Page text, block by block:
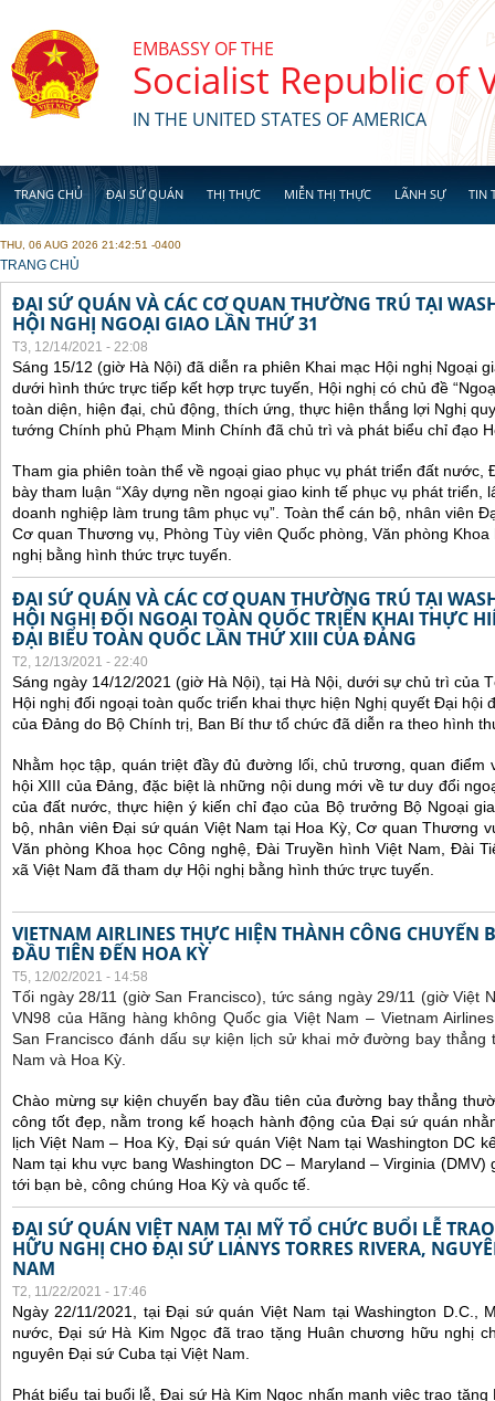
EMBASSY OF THE
Socialist Republic of
IN THE UNITED STATES OF AMERICA
TRANG CHỦ ĐẠI SỨ QUÁN THỊ THỰC MIỄN THỊ THỰC LÃNH SỰ TIN
THU, 06 AUG 2026 21:42:51 -0400
YOU ARE HERE
TRANG CHỦ
ĐẠI SỨ QUÁN VÀ CÁC CƠ QUAN THƯỜNG TRÚ TẠI
HỘI NGHỊ NGOẠI GIAO LẦN THỨ 31
T3, 12/14/2021 - 22:08
Sáng 15/12 (giờ Hà Nội) đã diễn ra phiên Khai mạc Hội nghị Ngoại
dưới hình thức trực tiếp kết hợp trực tuyến, Hội nghị có chủ đề
toàn diện, hiện đại, chủ động, thích ứng, thực hiện thắng lợi Nghị
tướng Chính phủ Phạm Minh Chính đã chủ trì và phát biểu chỉ đạo
Tham gia phiên toàn thể về ngoại giao phục vụ phát triển đất nước,
bày tham luận “Xây dựng nền ngoại giao kinh tế phục vụ phát triển,
doanh nghiệp làm trung tâm phục vụ”. Toàn thể cán bộ, nhân viên
Cơ quan Thương vụ, Phòng Tùy viên Quốc phòng, Văn phòng
nghị bằng hình thức trực tuyến.
ĐẠI SỨ QUÁN VÀ CÁC CƠ QUAN THƯỜNG TRÚ TẠI
HỘI NGHỊ ĐỐI NGOẠI TOÀN QUỐC TRIỂN KHAI THỰC
ĐẠI BIỂU TOÀN QUỐC LẦN THỨ XIII CỦA ĐẢNG
T2, 12/13/2021 - 22:40
Sáng ngày 14/12/2021 (giờ Hà Nội), tại Hà Nội, dưới sự chủ trì của
Hội nghị đối ngoại toàn quốc triển khai thực hiện Nghị quyết Đại hội
của Đảng do Bộ Chính trị, Ban Bí thư tổ chức đã diễn ra theo hình
Nhằm học tập, quán triệt đầy đủ đường lối, chủ trương, quan điểm
hội XIII của Đảng, đặc biệt là những nội dung mới về tư duy đổi
của đất nước, thực hiện ý kiến chỉ đạo của Bộ trưởng Bộ Ngoại
bộ, nhân viên Đại sứ quán Việt Nam tại Hoa Kỳ, Cơ quan Thương
Văn phòng Khoa học Công nghệ, Đài Truyền hình Việt Nam, Đài
xã Việt Nam đã tham dự Hội nghị bằng hình thức trực tuyến.
VIETNAM AIRLINES THỰC HIỆN THÀNH CÔNG CHUYẾN
ĐẦU TIÊN ĐẾN HOA KỲ
T5, 12/02/2021 - 14:58
Tối ngày 28/11 (giờ San Francisco), tức sáng ngày 29/11 (giờ Việt
VN98 của Hãng hàng không Quốc gia Việt Nam – Vietnam
San Francisco đánh dấu sự kiện lịch sử khai mở đường bay
Nam và Hoa Kỳ.
Chào mừng sự kiện chuyến bay đầu tiên của đường bay thẳng
công tốt đẹp, nằm trong kế hoạch hành động của Đại sứ quán
lịch Việt Nam – Hoa Kỳ, Đại sứ quán Việt Nam tại Washington DC
Nam tại khu vực bang Washington DC – Maryland – Virginia
tới bạn bè, công chúng Hoa Kỳ và quốc tế.
ĐẠI SỨ QUÁN VIỆT NAM TẠI MỸ TỔ CHỨC BUỔI LỄ
HỮU NGHỊ CHO ĐẠI SỨ LIANYS TORRES RIVERA,
NAM
T2, 11/22/2021 - 17:46
Ngày 22/11/2021, tại Đại sứ quán Việt Nam tại Washington D.C.,
nước, Đại sứ Hà Kim Ngọc đã trao tặng Huân chương hữu nghị
nguyên Đại sứ Cuba tại Việt Nam.
Phát biểu tại buổi lễ, Đại sứ Hà Kim Ngọc nhấn mạnh việc trao